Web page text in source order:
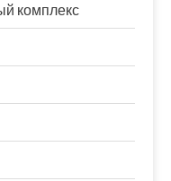
комплекс